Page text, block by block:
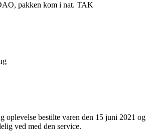
pakken kom i nat. TAK
oplevelse bestilte varen den 15 juni 2021 og
ved med den service.